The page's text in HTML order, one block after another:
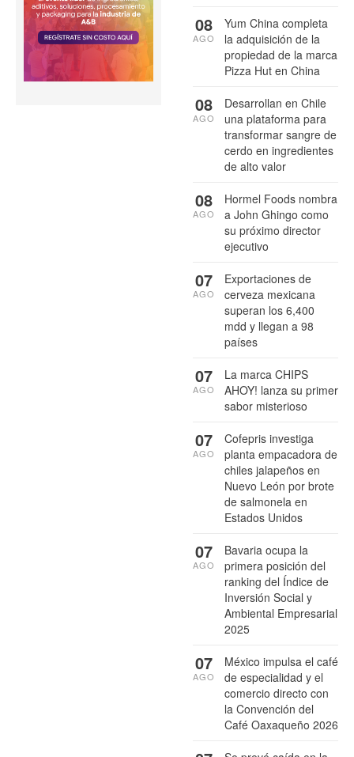
Yum China completa
la adquisición de la
propiedad de la marca
Pizza Hut en China
08
AGO
Desarrollan en Chile
una plataforma para
transformar sangre de
cerdo en ingredientes
de alto valor
08
AGO
Hormel Foods nombra
a John Ghingo como
su próximo director
ejecutivo
08
AGO
Exportaciones de
cerveza mexicana
superan los 6,400
mdd y llegan a 98
países
07
AGO
La marca CHIPS
AHOY! lanza su primer
sabor misterioso
07
AGO
Cofepris investiga
planta empacadora de
chiles jalapeños en
Nuevo León por brote
de salmonela en
Estados Unidos
07
AGO
Bavaria ocupa la
primera posición del
ranking del Índice de
Inversión Social y
Ambiental Empresarial
2025
07
AGO
México impulsa el café
de especialidad y el
comercio directo con
la Convención del
Café Oaxaqueño 2026
07
AGO